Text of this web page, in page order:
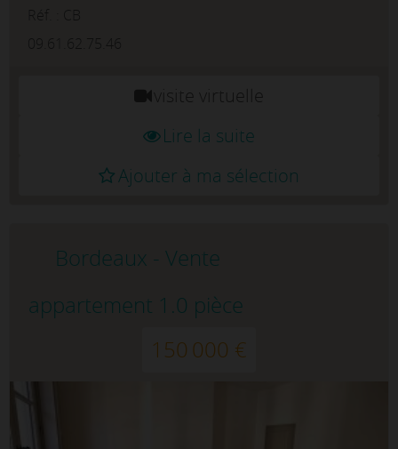
visite virtuelle
Lire la suite
Ajouter à ma sélection
Bordeaux - Vente
appartement 1.0 pièce
150 000 €